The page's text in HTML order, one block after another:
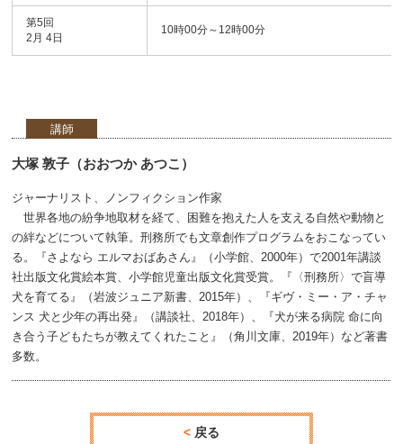
第5回
2月 4日
10時00分～12時00分
講師
大塚 敦子（おおつか あつこ）
ジャーナリスト、ノンフィクション作家
世界各地の紛争地取材を経て、困難を抱えた人を支える自然や動物と
の絆などについて執筆。刑務所でも文章創作プログラムをおこなってい
る。『さよなら エルマおばあさん』（小学館、2000年）で2001年講談
社出版文化賞絵本賞、小学館児童出版文化賞受賞。『〈刑務所〉で盲導
犬を育てる』（岩波ジュニア新書、2015年）、『ギヴ・ミー・ア・チャ
ンス 犬と少年の再出発』（講談社、2018年）、『犬が来る病院 命に向
き合う子どもたちが教えてくれたこと』（角川文庫、2019年）など著書
多数。
戻る